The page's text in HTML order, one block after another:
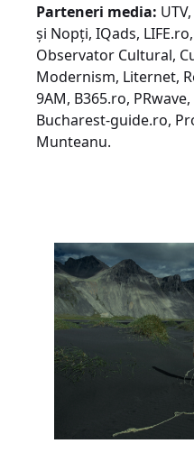
Parteneri media:
și Nopți, IQads,
Observator Cultural,
Modernism, Liternet,
9AM, B365.ro,
Bucharest-guide.ro,
Munteanu.